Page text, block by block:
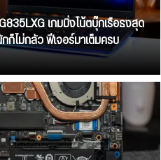
เกมมิ่งโน้ตบุ๊กเรือธงสุด
ไม่กลัว ฟีเจอร์มาเต็มครบ